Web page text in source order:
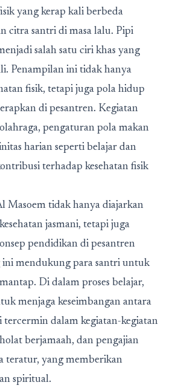
yang kerap kali berbeda
citra santri di masa lalu. Pipi
salah satu ciri khas yang
Penampilan ini tidak hanya
fisik, tetapi juga pola hidup
di pesantren. Kegiatan
pengaturan pola makan
harian seperti belajar dan
terhadap kesehatan fisik
Masoem tidak hanya diajarkan
jasmani, tetapi juga
pendidikan di pesantren
mendukung para santri untuk
Di dalam proses belajar,
menjaga keseimbangan antara
dalam kegiatan-kegiatan
berjamaah, dan pengajian
teratur, yang memberikan
spiritual.